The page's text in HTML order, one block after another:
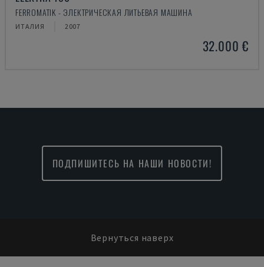
FERROMATIK - ЭЛЕКТРИЧЕСКАЯ ЛИТЬЕВАЯ МАШИНА
ИТАЛИЯ 2007
32.000 €
ПОДПИШИТЕСЬ НА НАШИ НОВОСТИ!
Вернуться наверх